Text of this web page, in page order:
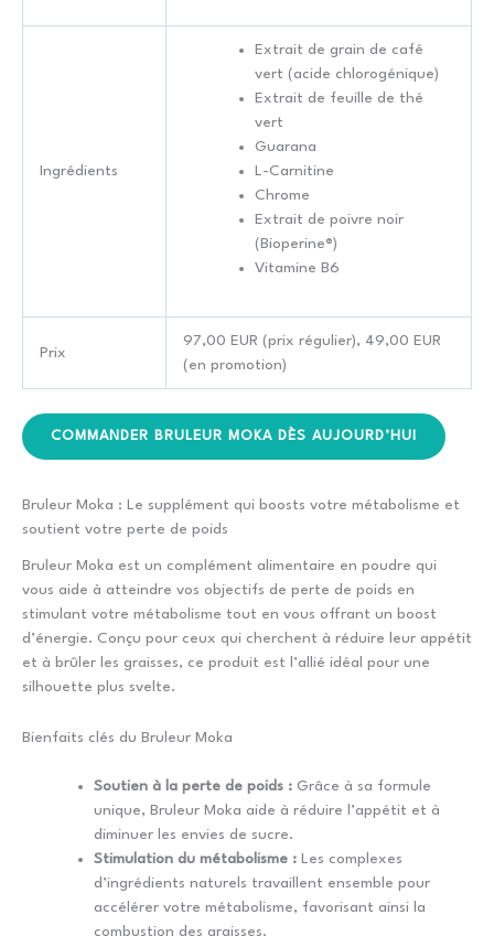
Ingrédients
Extrait de grain de café
vert (acide chlorogénique)
Extrait de feuille de thé
vert
Guarana
L-Carnitine
Chrome
Extrait de poivre noir
(Bioperine®)
Vitamine B6
Prix
97,00 EUR (prix régulier), 49,00 EUR
(en promotion)
COMMANDER BRULEUR MOKA DÈS AUJOURD’HUI
Bruleur Moka : Le supplément qui boosts votre métabolisme et
soutient votre perte de poids
Bruleur Moka est un complément alimentaire en poudre qui
vous aide à atteindre vos objectifs de perte de poids en
stimulant votre métabolisme tout en vous offrant un boost
d’énergie. Conçu pour ceux qui cherchent à réduire leur appétit
et à brûler les graisses, ce produit est l’allié idéal pour une
silhouette plus svelte.
Bienfaits clés du Bruleur Moka
Soutien à la perte de poids : Grâce à sa formule
unique, Bruleur Moka aide à réduire l’appétit et à
diminuer les envies de sucre.
Stimulation du métabolisme : Les complexes
d’ingrédients naturels travaillent ensemble pour
accélérer votre métabolisme, favorisant ainsi la
combustion des graisses.